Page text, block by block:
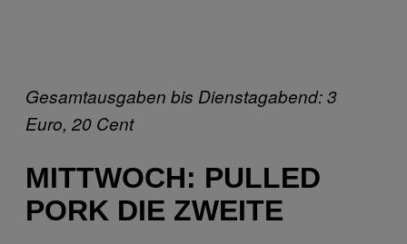
Gesamtausgaben bis Dienstagabend: 3
Euro, 20 Cent
MITTWOCH: PULLED
PORK DIE ZWEITE